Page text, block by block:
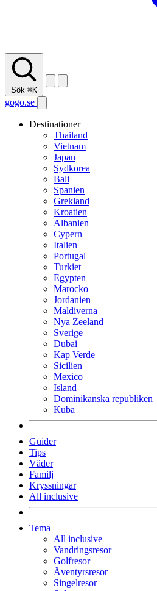
Sök ⌘K
gogo.se
Destinationer
Thailand
Vietnam
Japan
Sydkorea
Bali
Spanien
Grekland
Kroatien
Albanien
Cypern
Italien
Portugal
Turkiet
Egypten
Marocko
Jordanien
Maldiverna
Nya Zeeland
Sverige
Dubai
Kap Verde
Sicilien
Mexico
Island
Dominikanska republiken
Kuba
Guider
Tips
Väder
Familj
Kryssningar
All inclusive
Tema
All inclusive
Vandringsresor
Golfresor
Äventyrsresor
Singelresor